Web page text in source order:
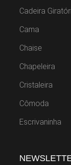
Cadeira
Cama
Chaise
Chapeleira
Cristaleira
Cômoda
Escrivaninha